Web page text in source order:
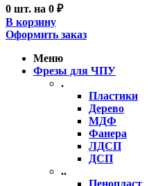
0 шт. на 0 ₽
В корзину
Оформить заказ
Меню
Фрезы для ЧПУ
.
Пластики
Дерево
МДФ
Фанера
ЛДСП
ДСП
..
Пенопласт